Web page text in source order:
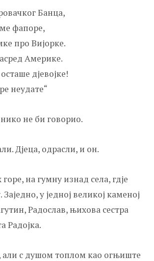
Банца,
фапоре,
про Вијорке.
Америке.
д‌јевојке!
неудате“
не би говорио.
Д‌јеца, одрасли, и он.
на гумну изнад села, гд‌је
у једној великој каменој
Радослав, њихова сестра
Радојка.
али с душом топлом као огњиште